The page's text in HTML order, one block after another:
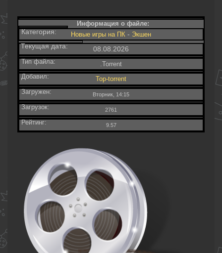
Информация о файле:
Категория: Новые игры на ПК - Экшен
Текущая дата: 08.08.2026
Тип файла:
.Torrent
Добавил:
Top-torrent
Загружен:
Вторник, 14:15
Загрузок: 2761
Рейтинг: 9.57